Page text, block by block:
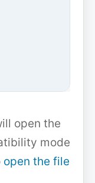
open the
mode
open the file